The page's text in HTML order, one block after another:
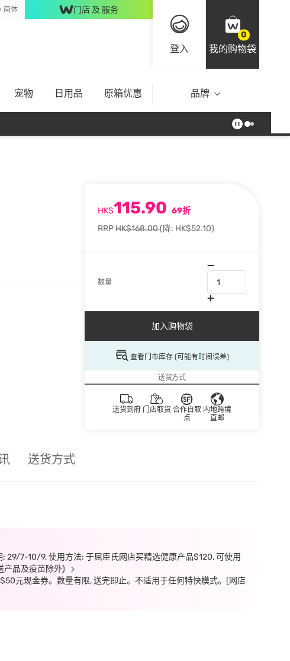
简体 门店 及 服务
登入
0
我的购物袋
宠物 日用品 原箱优惠 品牌
HK$115.90 69折
RRPHK$168.00(降: HK$52.10)
数量
加入购物袋
查看门市库存 (可能有时间误差)
送货方式
送货到府 门店取货 合作自取
点
内地跨境
直邮
送货方式
29/7-10/9, 使用方法: 于屈臣氏网店买精选健康产品$120, 可使用
产品及疫苗除外)
元现金券。数量有限, 送完即止。不适用于任何特快模式。[网店